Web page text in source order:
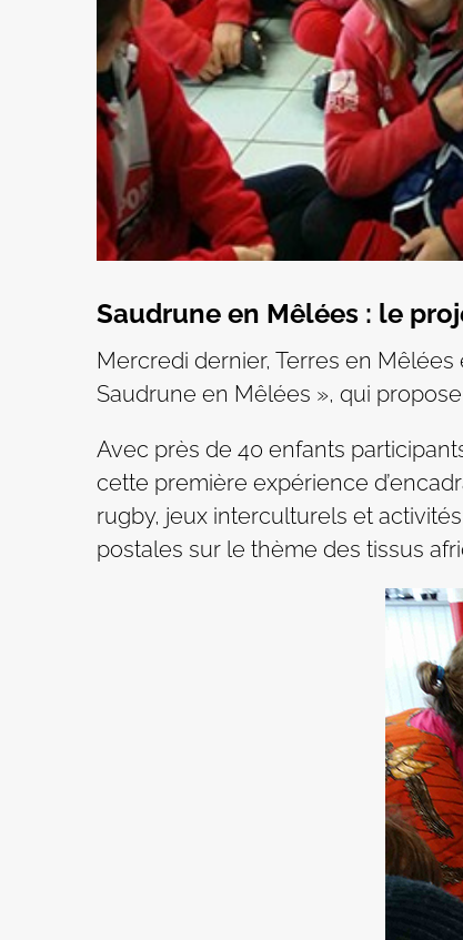
Saudrune en Mêlées : le
Mercredi dernier, Terres en
Saudrune en Mêlées », qui
Avec près de 40 enfants
cette première expérience
rugby, jeux interculturels et
postales sur le thème des tissus